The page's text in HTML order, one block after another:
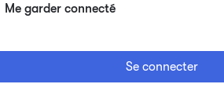
Me garder connecté
Se connecter